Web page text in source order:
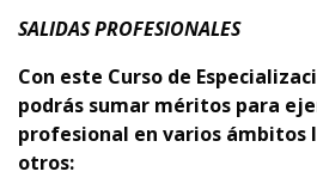
SALIDAS PROFESIONALES
Con este Curso de
podrás sumar méritos para
profesional en varios ámbitos
otros: